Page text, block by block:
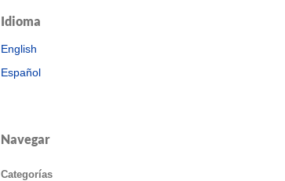
Idioma
English
Español
Navegar
Categorías